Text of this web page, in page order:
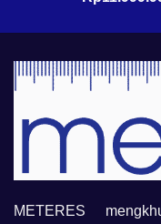
METERES